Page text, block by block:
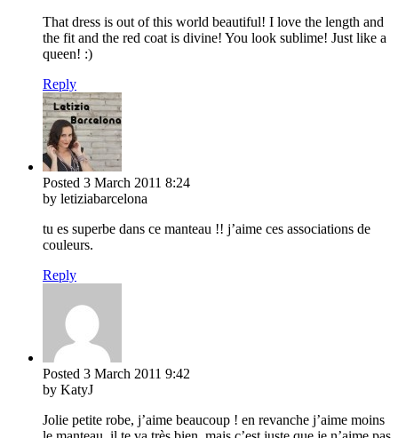
That dress is out of this world beautiful! I love the length and
the fit and the red coat is divine! You look sublime! Just like a
queen! :)
Reply
Posted 3 March 2011 8:24
by letiziabarcelona
tu es superbe dans ce manteau !! j’aime ces associations de
couleurs.
Reply
Posted 3 March 2011 9:42
by KatyJ
Jolie petite robe, j’aime beaucoup ! en revanche j’aime moins